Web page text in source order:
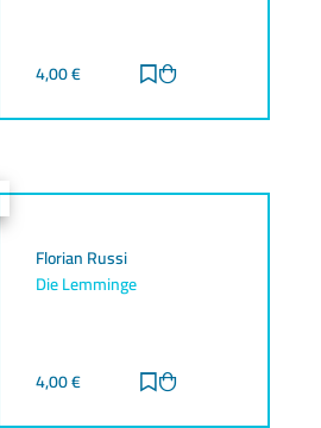
4,00€ Zur Merkliste
Florian Russi
Die Lemminge
4,00€ Zur Merkliste